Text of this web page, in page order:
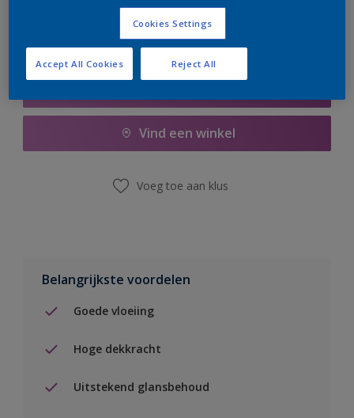
Vind een winkel
Voeg toe aan klus
Belangrijkste voordelen
Goede vloeiing
Hoge dekkracht
Uitstekend glansbehoud
Cookies Settings
Reject All
Accept All Cookies